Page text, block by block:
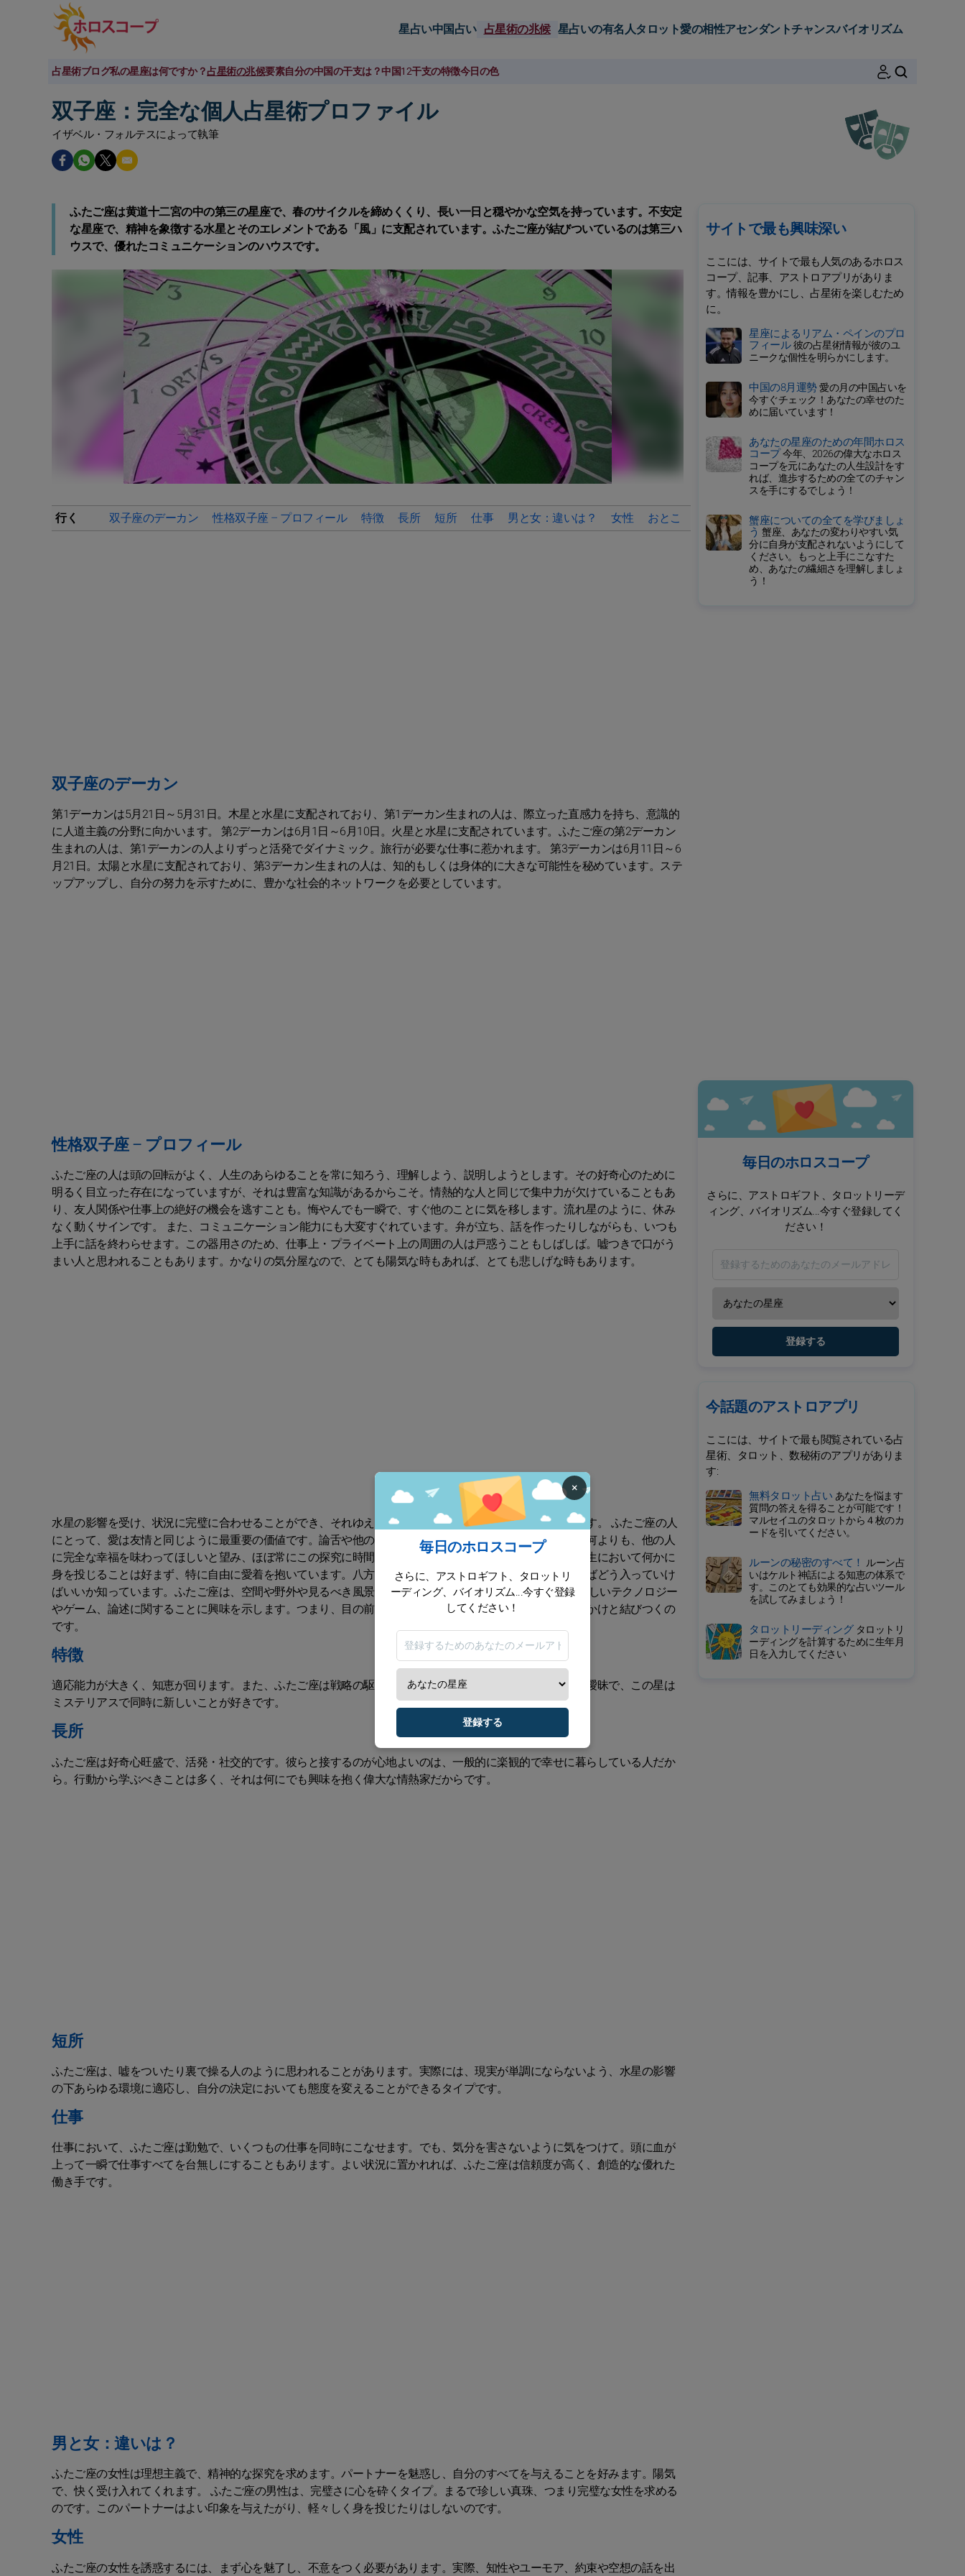
星占い中国占い 占星術の兆候 星占いの有名人タロット愛の相性アセンダントチャンスバイオリズム
占星術ブログ私の星座は何ですか？占星術の兆候要素自分の中国の干支は？中国12干支の特徴今日の色
双子座：完全な個人占星術プロファイル
イザベル・フォルテスによって執筆
ふたご座は黄道十二宮の中の第三の星座で、春のサイクルを締めくくり、長い一日と穏やかな空気を持っています。不安定
な星座で、精神を象徴する水星とそのエレメントである「風」に支配されています。ふたご座が結びついているのは第三ハ
ウスで、優れたコミュニケーションのハウスです。
行く 双子座のデーカン 性格双子座 – プロフィール 特徴 長所 短所 仕事 男と女：違いは？ 女性 おとこ 恋愛関係 双子座に該当する有名人
双子座のデーカン
第1デーカンは5月21日～5月31日。木星と水星に支配されており、第1デーカン生まれの人は、際立った直感力を持ち、意識的
に人道主義の分野に向かいます。 第2デーカンは6月1日～6月10日。火星と水星に支配されています。ふたご座の第2デーカン
生まれの人は、第1デーカンの人よりずっと活発でダイナミック。旅行が必要な仕事に惹かれます。 第3デーカンは6月11日～6
月21日。太陽と水星に支配されており、第3デーカン生まれの人は、知的もしくは身体的に大きな可能性を秘めています。ステ
ップアップし、自分の努力を示すために、豊かな社会的ネットワークを必要としています。
性格双子座 – プロフィール
ふたご座の人は頭の回転がよく、人生のあらゆることを常に知ろう、理解しよう、説明しようとします。その好奇心のために
明るく目立った存在になっていますが、それは豊富な知識があるからこそ。情熱的な人と同じで集中力が欠けていることもあ
り、友人関係や仕事上の絶好の機会を逃すことも。悔やんでも一瞬で、すぐ他のことに気を移します。流れ星のように、休み
なく動くサインです。 また、コミュニケーション能力にも大変すぐれています。弁が立ち、話を作ったりしながらも、いつも
上手に話を終わらせます。この器用さのため、仕事上・プライベート上の周囲の人は戸惑うこともしばしば。嘘つきで口がう
まい人と思われることもあります。かなりの気分屋なので、とても陽気な時もあれば、とても悲しげな時もあります。
水星の影響を受け、状況に完璧に合わせることができ、それゆえうわべだけの人だと思われることもあります。 ふたご座の人
にとって、愛は友情と同じように最重要の価値です。論舌や他の人に気を配った物腰で魅了できるのです。何よりも、他の人
に完全な幸福を味わってほしいと望み、ほぼ常にこの探究に時間を注いでいます。一方で、この星座は、人生において何かに
身を投じることは好まず、特に自由に愛着を抱いています。八方ふさがりの状況で閉じこもるよりも、望めばどう入っていけ
ばいいか知っています。ふたご座は、空間や野外や見るべき風景を必要としています。 ふたご座は、特に新しいテクノロジー
やゲーム、論述に関することに興味を示します。つまり、目の前のことすべてが、動機や錯覚となって、見かけと結びつくの
です。
特徴
適応能力が大きく、知恵が回ります。また、ふたご座は戦略の駆け引きや舌戦を好みます。時に深く、時に曖昧で、この星は
ミステリアスで同時に新しいことが好きです。
長所
ふたご座は好奇心旺盛で、活発・社交的です。彼らと接するのが心地よいのは、一般的に楽観的で幸せに暮らしている人だか
ら。行動から学ぶべきことは多く、それは何にでも興味を抱く偉大な情熱家だからです。
短所
ふたご座は、嘘をついたり裏で操る人のように思われることがあります。実際には、現実が単調にならないよう、水星の影響
の下あらゆる環境に適応し、自分の決定においても態度を変えることができるタイプです。
仕事
仕事において、ふたご座は勤勉で、いくつもの仕事を同時にこなせます。でも、気分を害さないように気をつけて。頭に血が
上って一瞬で仕事すべてを台無しにすることもあります。よい状況に置かれれば、ふたご座は信頼度が高く、創造的な優れた
働き手です。
男と女：違いは？
ふたご座の女性は理想主義で、精神的な探究を求めます。パートナーを魅惑し、自分のすべてを与えることを好みます。陽気
で、快く受け入れてくれます。 ふたご座の男性は、完璧さに心を砕くタイプ。まるで珍しい真珠、つまり完璧な女性を求める
のです。このパートナーはよい印象を与えたがり、軽々しく身を投じたりはしないのです。
女性
ふたご座の女性を誘惑するには、まず心を魅了し、不意をつく必要があります。実際、知性やユーモア、約束や空想の話を出
サイトで最も興味深い
ここには、サイトで最も人気のあるホロス
コープ、記事、アストロアプリがありま
す。情報を豊かにし、占星術を楽しむため
に。
星座によるリアム・ペインのプロ
フィール彼の占星術情報が彼のユ
ニークな個性を明らかにします。
中国の8月運勢愛の月の中国占いを
今すぐチェック！あなたの幸せのた
めに届いています！
あなたの星座のための年間ホロス
コープ今年、2026の偉大なホロス
コープを元にあなたの人生設計をす
れば、進歩するための全てのチャン
スを手にするでしょう！
蟹座についての全てを学びましょ
う 蟹座、あなたの変わりやすい気
分に自身が支配されないようにして
ください。もっと上手にこなすた
め、あなたの繊細さを理解しましょ
う！
毎日のホロスコープ
さらに、アストロギフト、タロットリーデ
ィング、バイオリズム...今すぐ登録してく
ださい！
登録する
今話題のアストロアプリ
ここには、サイトで最も閲覧されている占
星術、タロット、数秘術のアプリがありま
す:
無料タロット占い あなたを悩ます
質問の答えを得ることが可能です！
マルセイユのタロットから４枚のカ
ードを引いてください。
ルーンの秘密のすべて！ ルーン占
いはケルト神話による知恵の体系で
す。このとても効果的な占いツール
を試してみましょう！
タロットリーディング タロットリ
ーディングを計算するために生年月
日を入力してください
×
毎日のホロスコープ
さらに、アストロギフト、タロットリ
ーディング、バイオリズム...今すぐ登録
してください！
登録する